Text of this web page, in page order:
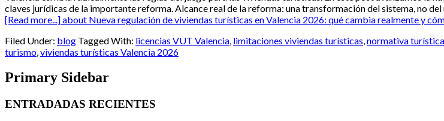
claves jurídicas de la importante reforma. Alcance real de la reforma: una transformación del sistema, no
[Read more...]about Nueva regulación de viviendas turísticas en Valencia 2026: qué cambia realmente y
Filed Under: blog Tagged With: licencias VUT Valencia limitaciones viviendas turísticas normativa
turismo viviendas turísticas Valencia 2026
Primary Sidebar
ENTRADADAS RECIENTES